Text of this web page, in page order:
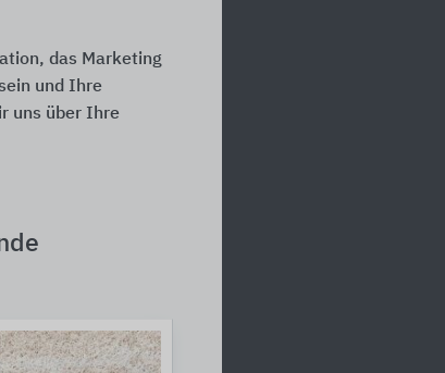
das Marketing
und Ihre
uns über Ihre